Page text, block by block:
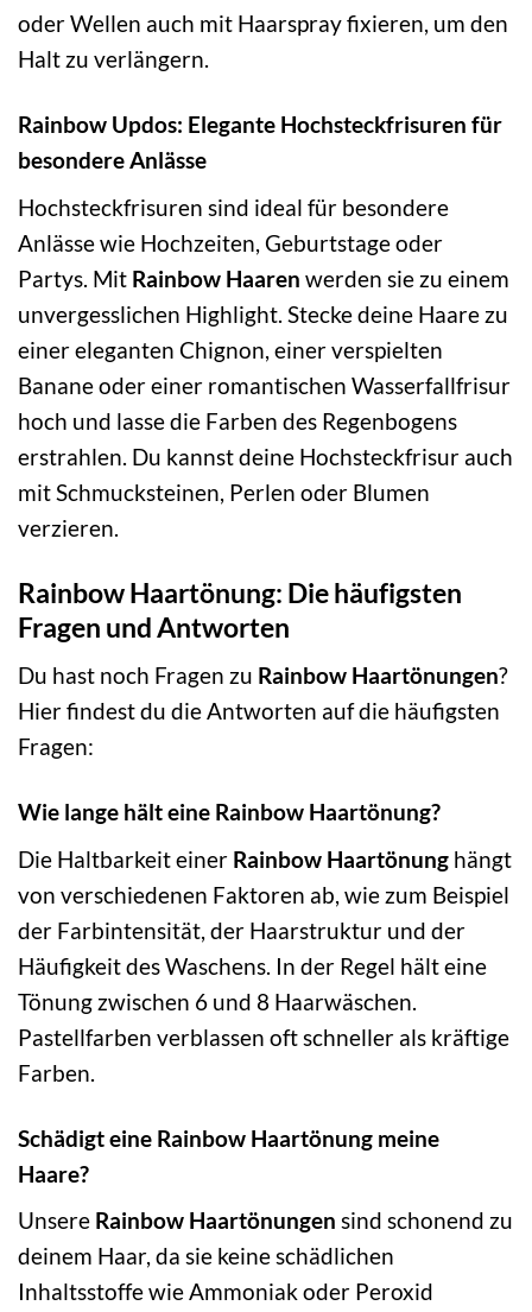
oder Wellen auch mit Haarspray fixieren, um den
Halt zu verlängern.
Rainbow Updos: Elegante Hochsteckfrisuren für
besondere Anlässe
Hochsteckfrisuren sind ideal für besondere
Anlässe wie Hochzeiten, Geburtstage oder
Partys. Mit Rainbow Haaren werden sie zu einem
unvergesslichen Highlight. Stecke deine Haare zu
einer eleganten Chignon, einer verspielten
Banane oder einer romantischen Wasserfallfrisur
hoch und lasse die Farben des Regenbogens
erstrahlen. Du kannst deine Hochsteckfrisur auch
mit Schmucksteinen, Perlen oder Blumen
verzieren.
Rainbow Haartönung: Die häufigsten
Fragen und Antworten
Du hast noch Fragen zu Rainbow Haartönungen?
Hier findest du die Antworten auf die häufigsten
Fragen:
Wie lange hält eine Rainbow Haartönung?
Die Haltbarkeit einer Rainbow Haartönung hängt
von verschiedenen Faktoren ab, wie zum Beispiel
der Farbintensität, der Haarstruktur und der
Häufigkeit des Waschens. In der Regel hält eine
Tönung zwischen 6 und 8 Haarwäschen.
Pastellfarben verblassen oft schneller als kräftige
Farben.
Schädigt eine Rainbow Haartönung meine
Haare?
Unsere Rainbow Haartönungen sind schonend zu
deinem Haar, da sie keine schädlichen
Inhaltsstoffe wie Ammoniak oder Peroxid